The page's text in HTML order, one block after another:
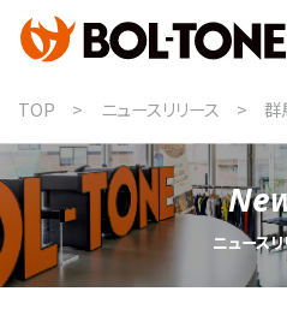
MUNTER
MUNTERのミッション
MUNTERのラインナッ
MUNTERのオーダー方法
TOP ニュースリリース 群
ニュース